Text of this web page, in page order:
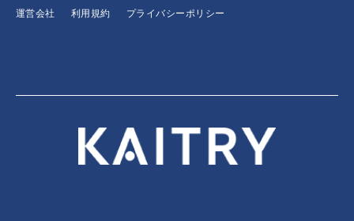
運営会社 利用規約 プライバシーポリシー